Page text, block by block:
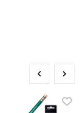
prev next